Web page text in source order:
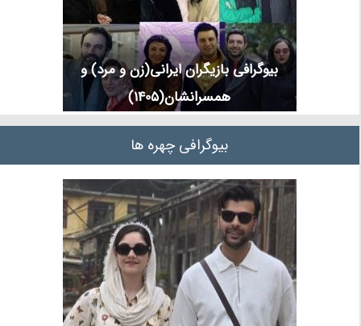
بیوگرافی بازیگران ایرانی(زن و مرد) و
همسرانشان(1405)
بیوگرافی چهره ها